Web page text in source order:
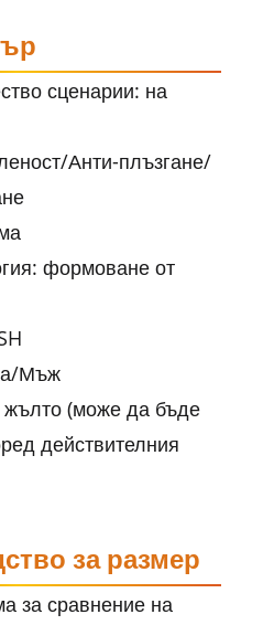
сценарии: на
Анти-плъзгане/
формоване от
Мъж
(може да бъде
действителния
за размер
за сравнение на